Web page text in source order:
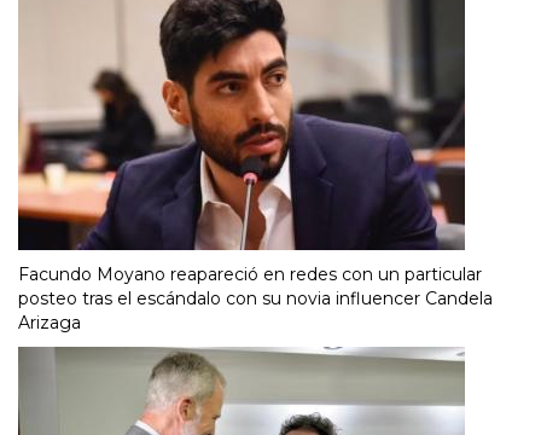
Facundo Moyano reapareció en redes con un particular
posteo tras el escándalo con su novia influencer Candela
Arizaga